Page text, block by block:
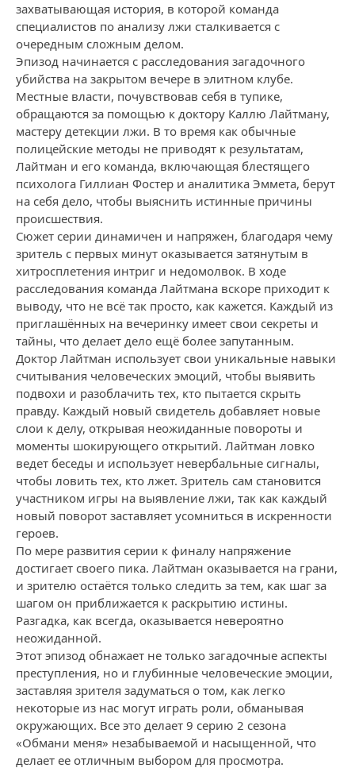
захватывающая история, в которой команда
специалистов по анализу лжи сталкивается с
очередным сложным делом.
Эпизод начинается с расследования загадочного
убийства на закрытом вечере в элитном клубе.
Местные власти, почувствовав себя в тупике,
обращаются за помощью к доктору Каллю Лайтману,
мастеру детекции лжи. В то время как обычные
полицейские методы не приводят к результатам,
Лайтман и его команда, включающая блестящего
психолога Гиллиан Фостер и аналитика Эммета, берут
на себя дело, чтобы выяснить истинные причины
происшествия.
Сюжет серии динамичен и напряжен, благодаря чему
зритель с первых минут оказывается затянутым в
хитросплетения интриг и недомолвок. В ходе
расследования команда Лайтмана вскоре приходит к
выводу, что не всё так просто, как кажется. Каждый из
приглашённых на вечеринку имеет свои секреты и
тайны, что делает дело ещё более запутанным.
Доктор Лайтман использует свои уникальные навыки
считывания человеческих эмоций, чтобы выявить
подвохи и разоблачить тех, кто пытается скрыть
правду. Каждый новый свидетель добавляет новые
слои к делу, открывая неожиданные повороты и
моменты шокирующего открытий. Лайтман ловко
ведет беседы и использует невербальные сигналы,
чтобы ловить тех, кто лжет. Зритель сам становится
участником игры на выявление лжи, так как каждый
новый поворот заставляет усомниться в искренности
героев.
По мере развития серии к финалу напряжение
достигает своего пика. Лайтман оказывается на грани,
и зрителю остаётся только следить за тем, как шаг за
шагом он приближается к раскрытию истины.
Разгадка, как всегда, оказывается невероятно
неожиданной.
Этот эпизод обнажает не только загадочные аспекты
преступления, но и глубинные человеческие эмоции,
заставляя зрителя задуматься о том, как легко
некоторые из нас могут играть роли, обманывая
окружающих. Все это делает 9 серию 2 сезона
«Обмани меня» незабываемой и насыщенной, что
делает ее отличным выбором для просмотра.